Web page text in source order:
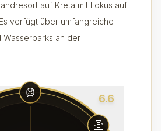
auf Kreta mit Fokus auf
verfügt über umfangreiche
Wasserparks an der
6.6